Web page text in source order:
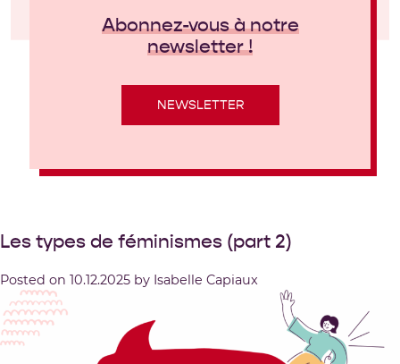
Abonnez-vous à notre
newsletter !
NEWSLETTER
Les types de féminismes (part 2)
Posted on 10.12.2025 by Isabelle Capiaux